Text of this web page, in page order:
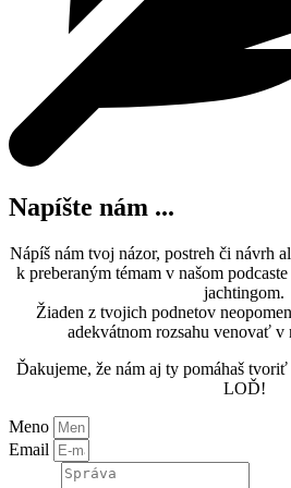
Napíšte nám ...
Nápíš nám tvoj názor, postreh či návrh
k preberaným témam v našom
jachtingom.
Žiaden z tvojich podnetov
adekvátnom rozsahu venovať v
Ďakujeme, že nám aj ty pomáhaš
LOĎ!
Meno
Email